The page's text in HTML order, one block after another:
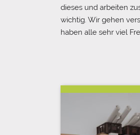
dieses und arbeiten
wichtig. Wir gehen
haben alle sehr viel